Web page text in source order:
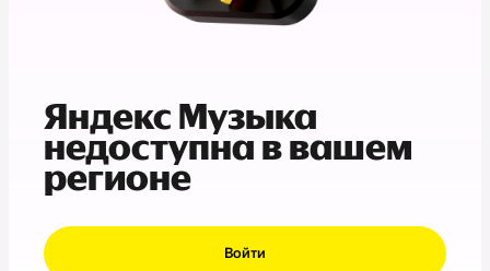
Яндекс Музыка
недоступна в вашем
регионе
Войти